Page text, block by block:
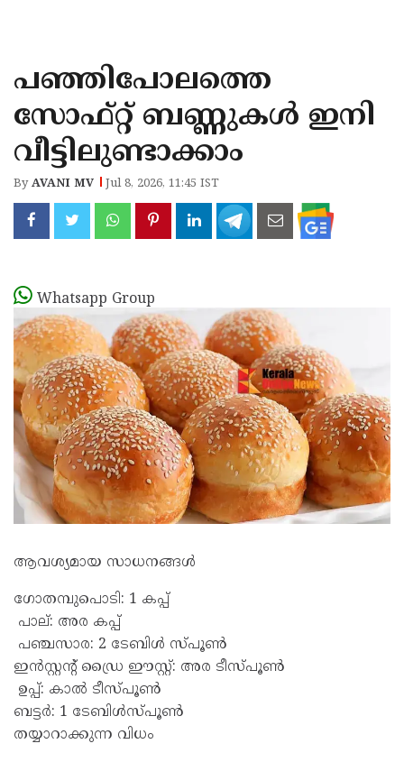
KANNUR
KASARAGOD
പഞ്ഞിപോലത്തെ
സോഫ്റ്റ് ബണ്ണുകൾ ഇനി
വീട്ടിലുണ്ടാക്കാം
ByAVANI MV Jul 8, 2026, 11:45 IST
Whatsapp Group
ആവശ്യമായ സാധനങ്ങൾ
ഗോതമ്പുപൊടി: 1 കപ്പ്
പാല്: അര കപ്പ്
പഞ്ചസാര: 2 ടേബിൾ സ്പൂൺ
ഇൻസ്റ്റന്റ് ഡ്രൈ ഈസ്റ്റ്: അര ടീസ്പൂൺ
ഉപ്പ്: കാൽ ടീസ്പൂൺ
ബട്ടർ: 1 ടേബിൾസ്പൂൺ
തയ്യാറാക്കുന്ന വിധം